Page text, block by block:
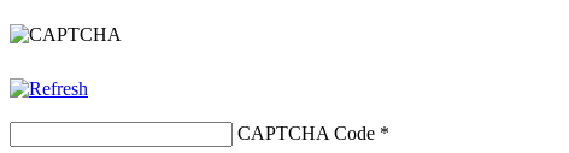
CAPTCHA Code *